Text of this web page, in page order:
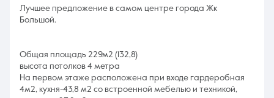
Лучшее предложение в самом центре города Жк
Большой.
Общая площадь 229м2 (132,8)
высота потолков 4 метра
На первом этаже расположена при входе гардеробная
4м2, кухня-43,8 м2 со встроенной мебелью и техникой,